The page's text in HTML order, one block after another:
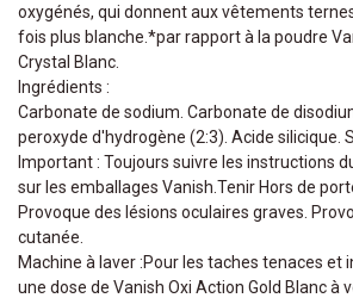
oxygénés, qui donnent aux vêtements
fois plus blanche.*par rapport à la poudre
Crystal Blanc.
Ingrédients :
Carbonate de sodium. Carbonate de
peroxyde d'hydrogène (2:3). Acide silicique.
Important : Toujours suivre les instructions
sur les emballages Vanish.Tenir Hors de
Provoque des lésions oculaires graves.
cutanée.
Machine à laver :Pour les taches tenaces et
une dose de Vanish Oxi Action Gold Blanc à